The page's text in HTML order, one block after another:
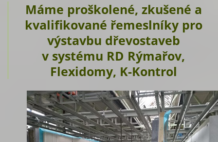
Máme proškolené, zkušené a
kvalifikované řemeslníky pro
výstavbu dřevostaveb
v systému RD Rýmařov,
Flexidomy, K-Kontrol